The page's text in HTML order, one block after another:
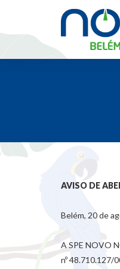
AVISO DE
Belém, 20 de
A SPE NOVO
nº 48.710.127/